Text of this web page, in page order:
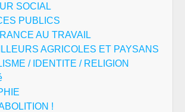
SOCIAL
PUBLICS
AU TRAVAIL
AGRICOLES ET PAYSANS
/ IDENTITE / RELIGION
!